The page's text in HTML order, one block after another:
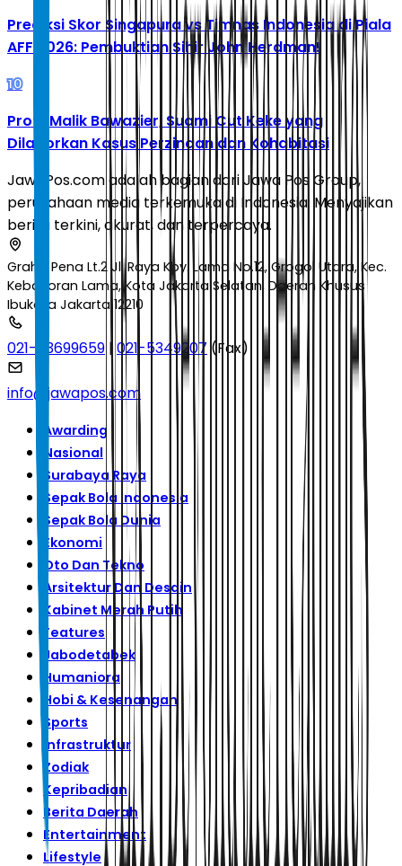
Prediksi Skor Singapura vs Timnas Indonesia di Piala
AFF 2026: Pembuktian Sihir John Herdman!
10
Profil Malik Bawazier, Suami Cut Keke yang
Dilaporkan Kasus Perzinaan dan Kohabitasi
JawaPos.com adalah bagian dari Jawa Pos Group,
perusahaan media terkemuka di Indonesia. Menyajikan
berita terkini, akurat, dan terpercaya.
Graha Pena Lt.2 Jl. Raya Kby. Lama No.12, Grogol Utara, Kec.
Kebayoran Lama, Kota Jakarta Selatan, Daerah Khusus
Ibukota Jakarta 12210
021-53699659 | 021-5349207 (Fax)
info@jawapos.com
Awarding
Nasional
Surabaya Raya
Sepak Bola Indonesia
Sepak Bola Dunia
Ekonomi
Oto Dan Tekno
Arsitektur Dan Desain
Kabinet Merah Putih
Features
Jabodetabek
Humaniora
Hobi & Kesenangan
Sports
Infrastruktur
Zodiak
Kepribadian
Berita Daerah
Entertainment
Lifestyle